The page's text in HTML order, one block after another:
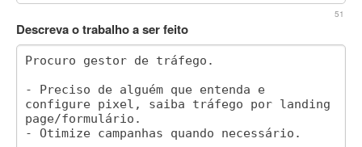
51
Descreva o trabalho a ser feito